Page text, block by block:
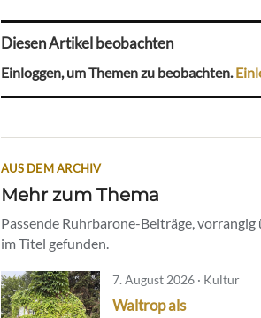
Diesen Artikel beobachten
Einloggen, um Themen zu beobachten.
AUS DEM ARCHIV
Mehr zum Thema
Passende Ruhrbarone-Beiträge,
im Titel gefunden.
7. August 2026 · Kultur
Waltrop als